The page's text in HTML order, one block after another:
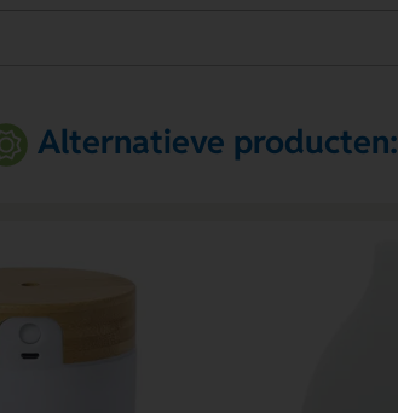
Alternatieve producten: